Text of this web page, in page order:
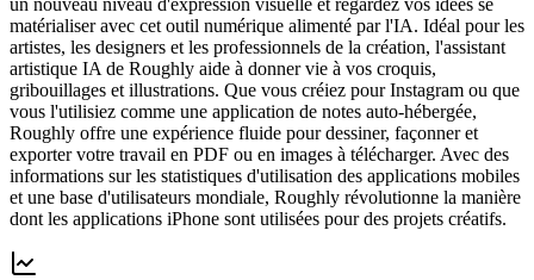
matérialiser avec cet outil numérique alimenté par l'IA. Idéal pour les
artistes, les designers et les professionnels de la création, l'assistant
artistique IA de Roughly aide à donner vie à vos croquis,
gribouillages et illustrations. Que vous créiez pour Instagram ou que
vous l'utilisiez comme une application de notes auto-hébergée,
Roughly offre une expérience fluide pour dessiner, façonner et
exporter votre travail en PDF ou en images à télécharger. Avec des
informations sur les statistiques d'utilisation des applications mobiles
et une base d'utilisateurs mondiale, Roughly révolutionne la manière
dont les applications iPhone sont utilisées pour des projets créatifs.